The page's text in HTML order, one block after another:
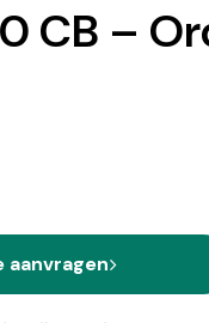
CB –